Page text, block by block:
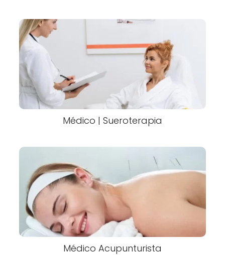
Médico | Sueroterapia
Médico Acupunturista